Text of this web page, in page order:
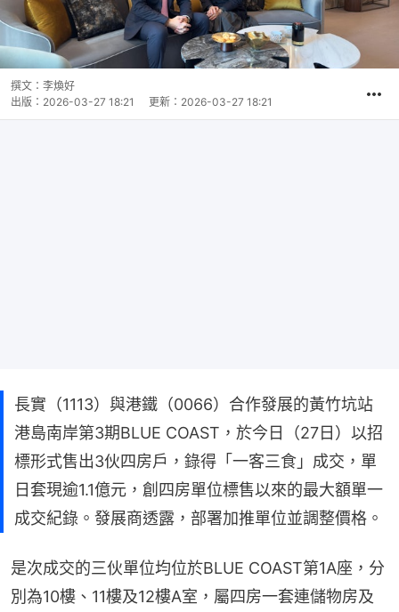
撰文： 李煥好
出版： 2026-03-27 18:21 更新： 2026-03-27 18:21
長實（1113）與港鐵（0066）合作發展的黃竹坑站
港島南岸第3期BLUE COAST，於今日（27日）以招
標形式售出3伙四房戶，錄得「一客三食」成交，單
日套現逾1.1億元，創四房單位標售以來的最大額單一
成交紀錄。發展商透露，部署加推單位並調整價格。
是次成交的三伙單位均位於BLUE COAST第1A座，分
別為10樓、11樓及12樓A室，屬四房一套連儲物房及